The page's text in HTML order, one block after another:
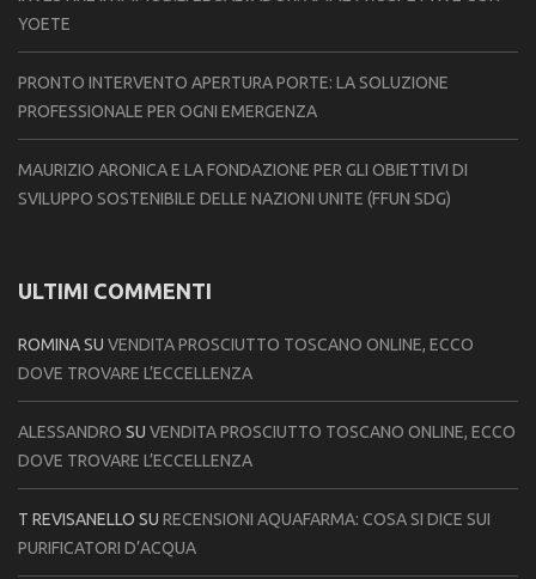
YOETE
PRONTO INTERVENTO APERTURA PORTE: LA SOLUZIONE
PROFESSIONALE PER OGNI EMERGENZA
MAURIZIO ARONICA E LA FONDAZIONE PER GLI OBIETTIVI DI
SVILUPPO SOSTENIBILE DELLE NAZIONI UNITE (FFUN SDG)
ULTIMI COMMENTI
ROMINASU VENDITA PROSCIUTTO TOSCANO ONLINE, ECCO
DOVE TROVARE L’ECCELLENZA
ALESSANDRO SU VENDITA PROSCIUTTO TOSCANO ONLINE, ECCO
DOVE TROVARE L’ECCELLENZA
T REVISANELLO SU RECENSIONI AQUAFARMA: COSA SI DICE SUI
PURIFICATORI D’ACQUA